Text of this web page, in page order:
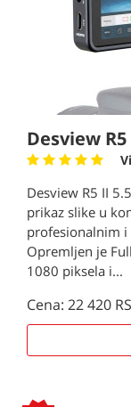
Desview
Desview R5 II
prikaz slike u
profesionalnim
Opremljen je
1080 piksela i...
Cena: 22 420